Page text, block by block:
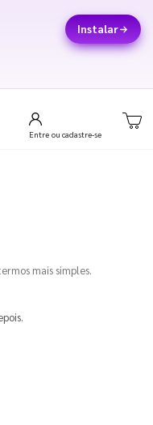
Instalar
Entre ou cadastre-se
mais simples.